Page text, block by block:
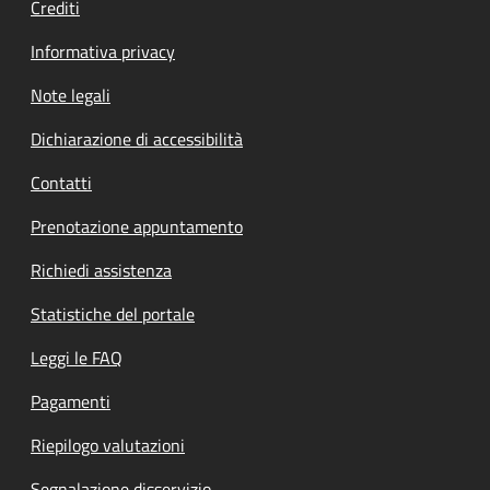
Crediti
Informativa privacy
Note legali
Dichiarazione di accessibilità
Contatti
Prenotazione appuntamento
Richiedi assistenza
Statistiche del portale
Leggi le FAQ
Pagamenti
Riepilogo valutazioni